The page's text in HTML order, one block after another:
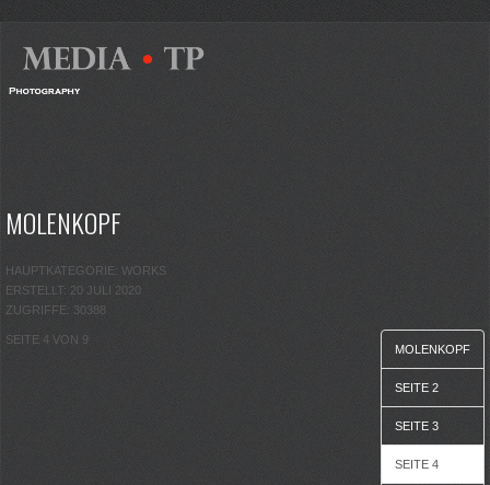
MOLENKOPF
HAUPTKATEGORIE: WORKS
ERSTELLT: 20 JULI 2020
ZUGRIFFE: 30388
MOLENKOPF
SEITE 2
SEITE 3
SEITE 4
SEITE 4 VON 9